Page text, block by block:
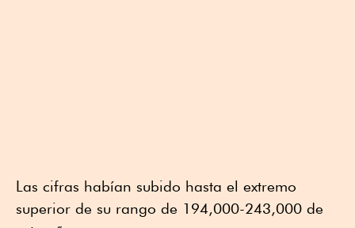
Las cifras habían subido hasta el extremo
superior de su rango de 194,000-243,000 de